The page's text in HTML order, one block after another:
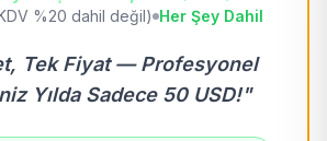
%20 dahil değil) Her Şey Dahil
Tek Fiyat — Profesyonel
Yılda Sadece 50 USD!"